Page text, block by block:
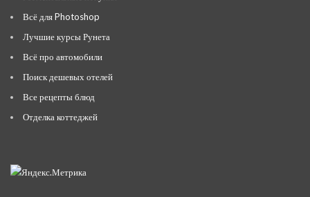
Всё для Photoshop
Лучшие курсы Рунета
Всё про автомобили
Поиск дешевых отелей
Все рецепты блюд
Отделка коттеджей